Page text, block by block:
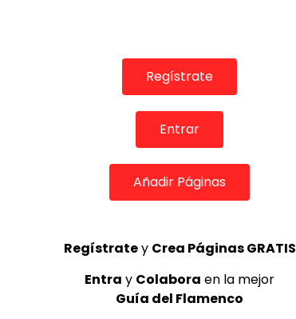
Regístrate
Entrar
Añadir Páginas
Regístratey Crea Páginas GRATIS
Entra y Colabora en la mejor
Guía del Flamenco